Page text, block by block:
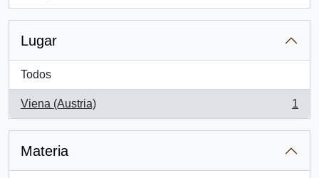
Lugar
Todos
Viena (Austria)
, 1 resultados
1
Materia